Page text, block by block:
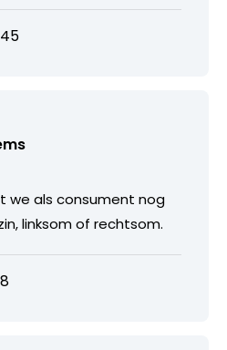
we als consument nog
linksom of rechtsom.